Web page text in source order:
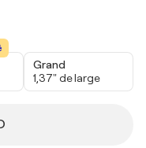
Grand
1,37" de large